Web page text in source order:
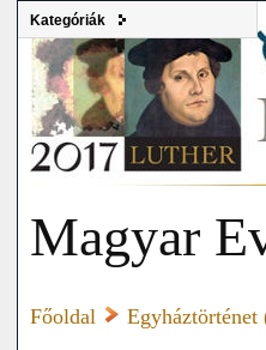
Kategóriák
Magyar
Főoldal Egyháztörténet